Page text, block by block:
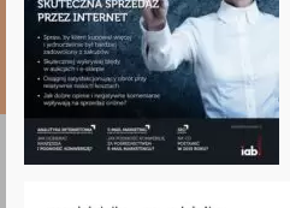
KOMENTARZ